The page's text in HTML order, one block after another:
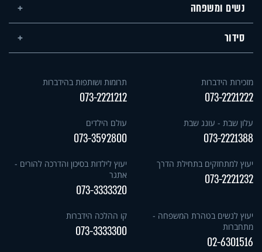
נשים ומשפחה
סידור
מזכירות הידברות
073-2221222
תרומות ושותפות בהידברות
073-2221212
עלון שבת - עונג שבת
073-2221388
עולם הילדים
073-3592800
יעוץ למתחזקים בתחילת הדרך
073-2221232
יעוץ לילדות בסיכון והדרכה להורים -
אתגר
073-3333320
יעוץ לנשים בטהרת המשפחה -
מתחברות
02-6301516
קו ההלכה הידברות
073-3333300